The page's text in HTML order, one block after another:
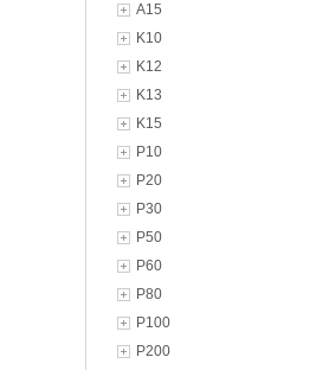
A15
K10
K12
K13
K15
P10
P20
P30
P50
P60
P80
P100
P200